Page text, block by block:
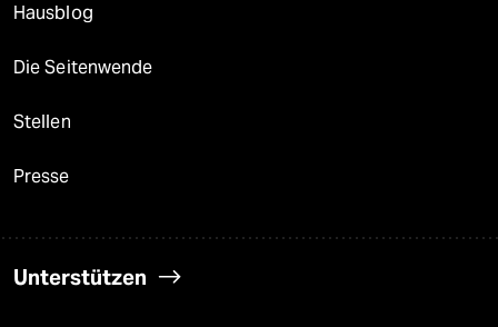
Hausblog
Die Seitenwende
Stellen
Presse
Unterstützen